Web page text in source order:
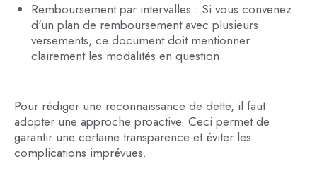
Remboursement par intervalles : Si vous convenez
d'un plan de remboursement avec plusieurs
versements, ce document doit mentionner
clairement les modalités en question.
Pour rédiger une reconnaissance de dette, il faut
adopter une approche proactive. Ceci permet de
garantir une certaine transparence et éviter les
complications imprévues.